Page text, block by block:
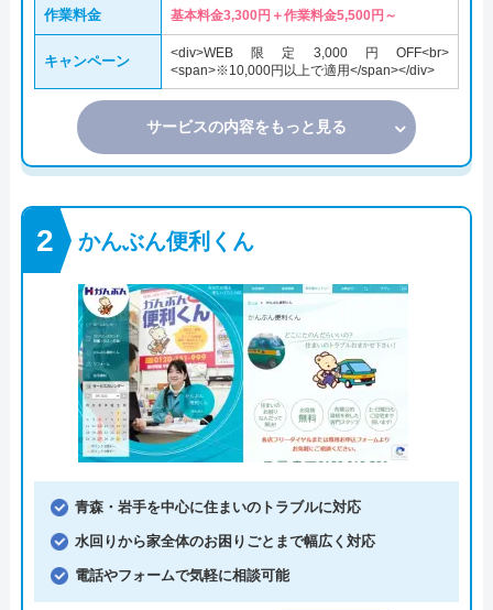
作業料金 基本料金3,300円＋作業料金5,500円～
キャンペーン
<div>WEB限定3,000円OFF<br>
<span>※10,000円以上で適用</span></div>
サービスの内容をもっと見る
かんぶん便利くん
青森・岩手を中心に住まいのトラブルに対応
水回りから家全体のお困りごとまで幅広く対応
電話やフォームで気軽に相談可能